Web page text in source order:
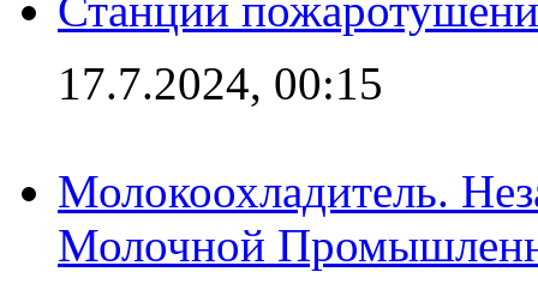
17.7.2024, 00:15
Молокоохладитель.
Молочной